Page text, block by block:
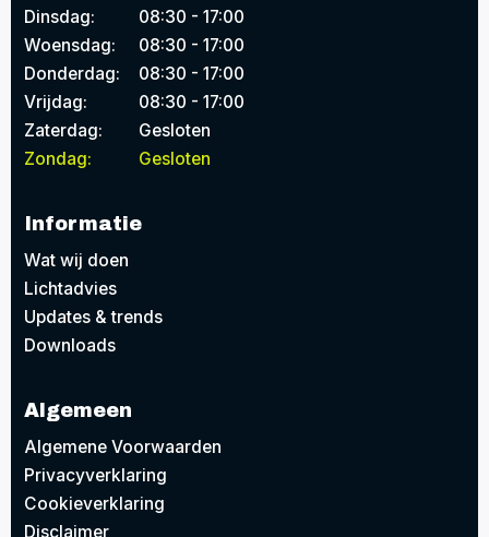
Dinsdag:
08:30 - 17:00
Woensdag:
08:30 - 17:00
Donderdag:
08:30 - 17:00
Vrijdag:
08:30 - 17:00
Zaterdag:
Gesloten
Zondag:
Gesloten
Informatie
Wat wij doen
Lichtadvies
Updates & trends
Downloads
Algemeen
Algemene Voorwaarden
Privacyverklaring
Cookieverklaring
Disclaimer